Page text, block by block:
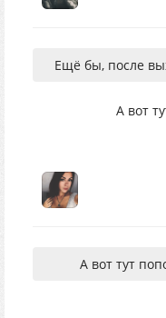
Ещё бы, после
А вот
А вот тут